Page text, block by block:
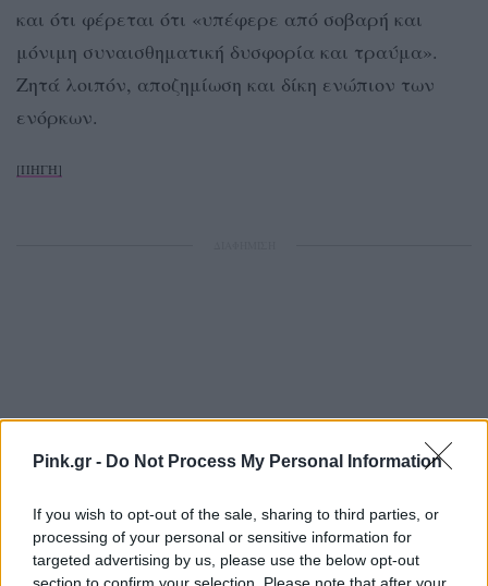
Pink.gr - Do Not Process My Personal Information
If you wish to opt-out of the sale, sharing to third parties, or
processing of your personal or sensitive information for
targeted advertising by us, please use the below opt-out
section to confirm your selection. Please note that after your
και ότι φέρεται ότι «υπέφερε από σοβαρή και
μόνιμη συναισθηματική δυσφορία και τραύμα».
Ζητά λοιπόν, αποζημίωση και δίκη ενώπιον των
ενόρκων.
[ΠΗΓΗ]